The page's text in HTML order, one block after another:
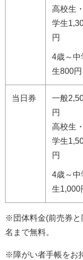
高校生
学生
円
4歳～中
生800円
当日券
一般
円
高校生
学生
円
4歳～中
生1,000
※団体料金(前売券と
名まで無料。
※障がい者手帳をお